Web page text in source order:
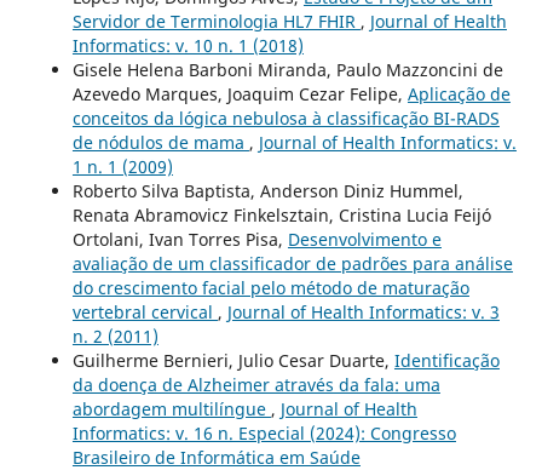
Servidor de Terminologia HL7 FHIR , Journal of Health
Informatics: v. 10 n. 1 (2018)
Gisele Helena Barboni Miranda, Paulo Mazzoncini de
Azevedo Marques, Joaquim Cezar Felipe, Aplicação de
conceitos da lógica nebulosa à classificação BI-RADS
de nódulos de mama , Journal of Health Informatics: v.
1 n. 1 (2009)
Roberto Silva Baptista, Anderson Diniz Hummel,
Renata Abramovicz Finkelsztain, Cristina Lucia Feijó
Ortolani, Ivan Torres Pisa, Desenvolvimento e
avaliação de um classificador de padrões para análise
do crescimento facial pelo método de maturação
vertebral cervical , Journal of Health Informatics: v. 3
n. 2 (2011)
Guilherme Bernieri, Julio Cesar Duarte, Identificação
da doença de Alzheimer através da fala: uma
abordagem multilíngue , Journal of Health
Informatics: v. 16 n. Especial (2024): Congresso
Brasileiro de Informática em Saúde